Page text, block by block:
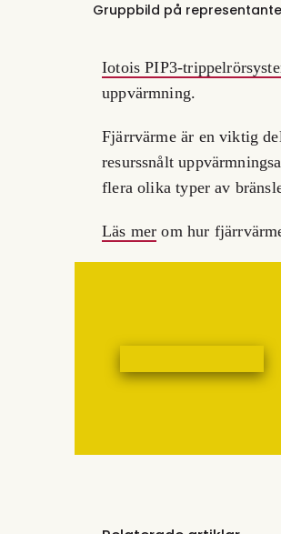
Gruppbild på
Iotois PIP3-
uppvärmning.
Fjärrvärme är en viktig
resurssnålt
flera olika typer av
Läs mer om hur